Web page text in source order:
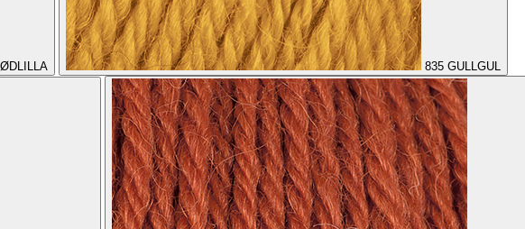
835 GULLGUL